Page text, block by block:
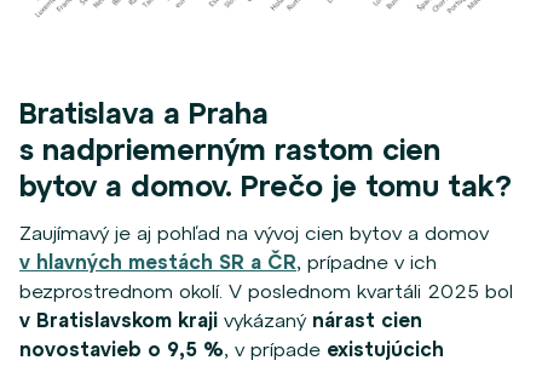
Bratislava a Praha
s nadpriemerným rastom cien
bytov a domov. Prečo je tomu tak?
Zaujímavý je aj pohľad na vývoj cien bytov a domov
v hlavných mestách SR a ČR, prípadne v ich
bezprostrednom okolí. V poslednom kvartáli 2025 bol
v Bratislavskom kraji vykázaný nárast cien
novostavieb o 9,5 %, v prípade existujúcich